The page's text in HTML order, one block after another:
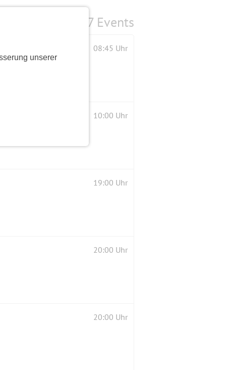
unserer
7 Events
08:45 Uhr
10:00 Uhr
19:00 Uhr
20:00 Uhr
20:00 Uhr